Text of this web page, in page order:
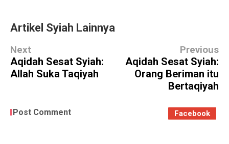
Artikel Syiah Lainnya
Next
Aqidah Sesat Syiah:
Allah Suka Taqiyah
Previous
Aqidah Sesat Syiah:
Orang Beriman itu
Bertaqiyah
Post Comment Facebook